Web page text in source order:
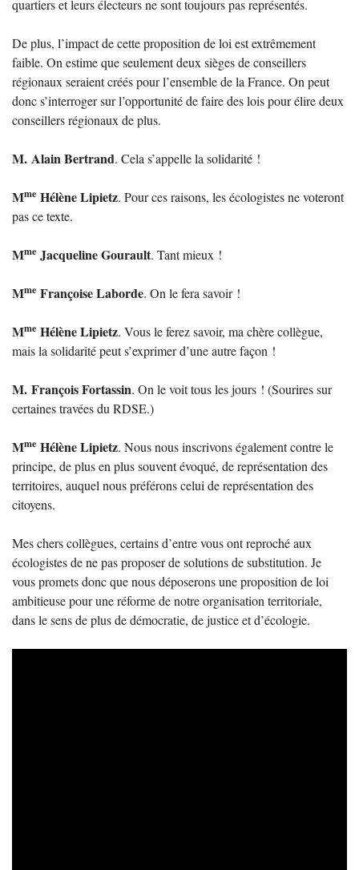
quartiers et leurs électeurs ne sont toujours pas représentés.
De plus, l’impact de cette proposition de loi est extrêmement
faible. On estime que seulement deux sièges de conseillers
régionaux seraient créés pour l’ensemble de la France. On peut
donc s’interroger sur l’opportunité de faire des lois pour élire deux
conseillers régionaux de plus.
M. Alain Bertrand. Cela s’appelle la solidarité !
Mme Hélène Lipietz. Pour ces raisons, les écologistes ne voteront
pas ce texte.
Mme Jacqueline Gourault. Tant mieux !
Mme Françoise Laborde. On le fera savoir !
Mme Hélène Lipietz. Vous le ferez savoir, ma chère collègue,
mais la solidarité peut s’exprimer d’une autre façon !
M. François Fortassin. On le voit tous les jours ! (Sourires sur
certaines travées du RDSE.)
Mme Hélène Lipietz. Nous nous inscrivons également contre le
principe, de plus en plus souvent évoqué, de représentation des
territoires, auquel nous préférons celui de représentation des
citoyens.
Mes chers collègues, certains d’entre vous ont reproché aux
écologistes de ne pas proposer de solutions de substitution. Je
vous promets donc que nous déposerons une proposition de loi
ambitieuse pour une réforme de notre organisation territoriale,
dans le sens de plus de démocratie, de justice et d’écologie.